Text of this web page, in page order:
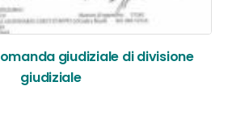
giudiziale di divisione
giudiziale